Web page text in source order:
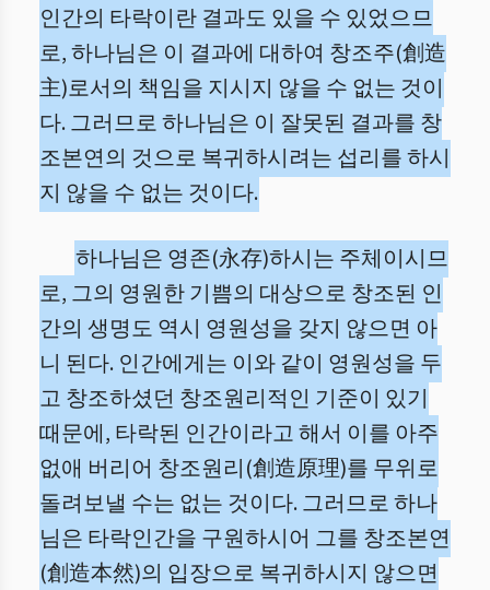
인간의 타락이란 결과도 있을 수 있었으므
로, 하나님은 이 결과에 대하여 창조주(創造
主)로서의 책임을 지시지 않을 수 없는 것이
다. 그러므로 하나님은 이 잘못된 결과를 창
조본연의 것으로 복귀하시려는 섭리를 하시
지 않을 수 없는 것이다.
하나님은 영존(永存)하시는 주체이시므
로, 그의 영원한 기쁨의 대상으로 창조된 인
간의 생명도 역시 영원성을 갖지 않으면 아
니 된다. 인간에게는 이와 같이 영원성을 두
고 창조하셨던 창조원리적인 기준이 있기
때문에, 타락된 인간이라고 해서 이를 아주
없애 버리어 창조원리(創造原理)를 무위로
돌려보낼 수는 없는 것이다. 그러므로 하나
님은 타락인간을 구원하시어 그를 창조본연
(創造本然)의 입장으로 복귀하시지 않으면